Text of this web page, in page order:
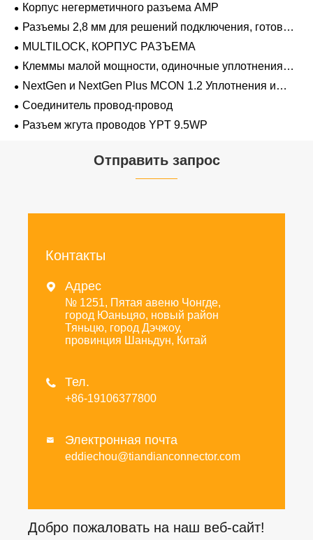
Корпус негерметичного разъема AMP
Разъемы 2,8 мм для решений подключения, готовых
к напряжению 48 В
MULTILOCK, КОРПУС РАЗЪЕМА
Клеммы малой мощности, одиночные уплотнения
проводов 1,2 мм-2,8 мм
NextGen и NextGen Plus MCON 1.2 Уплотнения и
заглушки для полостей с одинарной проволокой с
замком-копьем
Соединитель провод-провод
Разъем жгута проводов YPT 9.5WP
Отправить запрос
Контакты
 Адрес
№ 1251, Пятая авеню Чонгде,
город Юаньцяо, новый район
Тяньцю, город Дэчжоу,
провинция Шаньдун, Китай
 Тел.
+86-19106377800
 Электронная почта
eddiechou@tiandianconnector.com
Добро пожаловать на наш веб-сайт!